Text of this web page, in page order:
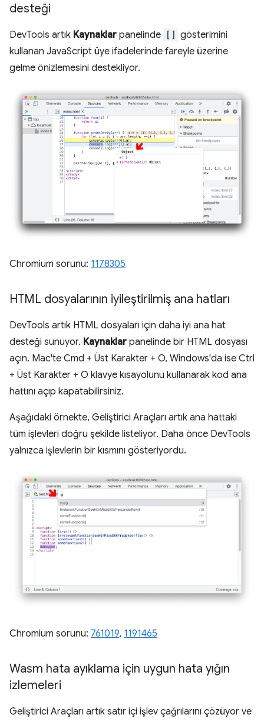
desteği
DevTools artık Kaynaklar panelinde [] gösterimini
kullanan JavaScript üye ifadelerinde fareyle üzerine
gelme önizlemesini destekliyor.
Chromium sorunu: 1178305
HTML dosyalarının iyileştirilmiş ana hatları
DevTools artık HTML dosyaları için daha iyi ana hat
desteği sunuyor. Kaynaklar panelinde bir HTML dosyası
açın. Mac'te Cmd + Üst Karakter + O, Windows'da ise Ctrl
+ Üst Karakter + O klavye kısayolunu kullanarak kod ana
hattını açıp kapatabilirsiniz.
Aşağıdaki örnekte, Geliştirici Araçları artık ana hattaki
tüm işlevleri doğru şekilde listeliyor. Daha önce DevTools
yalnızca işlevlerin bir kısmını gösteriyordu.
Chromium sorunu: 761019, 1191465
Wasm hata ayıklama için uygun hata yığın
izlemeleri
Geliştirici Araçları artık satır içi işlev çağrılarını çözüyor ve